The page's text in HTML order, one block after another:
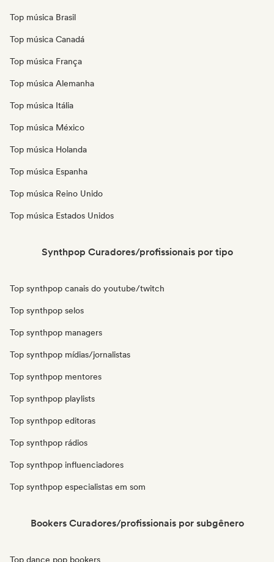
Top música Brasil
Top música Canadá
Top música França
Top música Alemanha
Top música Itália
Top música México
Top música Holanda
Top música Espanha
Top música Reino Unido
Top música Estados Unidos
Synthpop Curadores/profissionais por tipo
Top synthpop canais do youtube/twitch
Top synthpop selos
Top synthpop managers
Top synthpop mídias/jornalistas
Top synthpop mentores
Top synthpop playlists
Top synthpop editoras
Top synthpop rádios
Top synthpop influenciadores
Top synthpop especialistas em som
Bookers Curadores/profissionais por subgênero
Top dance pop bookers